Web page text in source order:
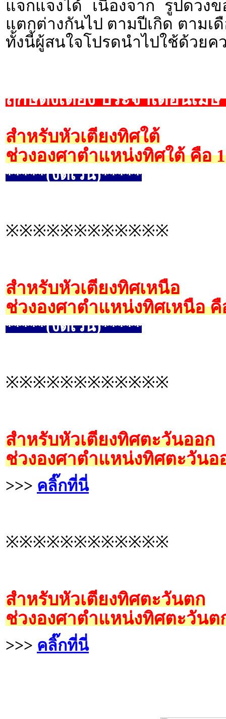
แจกแจงได้ เนื่องจาก รูปดวง
แตกต่างกันไป ตามปีเกิด ตามเ
ทั้งนี้ผู้สนใจโปรดนำไปใช้ด้วยค
ฤกษ์ตั้งเตียง ประจำเดือนเมษ
สำหรับหัวเตียงทิศใต้
ช่วงองศาตำแหน่งทิศใต้ คือ
*****(งดเว้น)*****
※※※※※※※※※※※※
สำหรับหัวเตียงทิศเหนือ
ช่วงองศาตำแหน่งทิศเหนือ คื
*****(งดเว้น)*****
※※※※※※※※※※※※
สำหรับหัวเตียงทิศตะวันออก
ช่วงองศาตำแหน่งทิศตะวันอ
>>> คลิ๊กที่นี่
※※※※※※※※※※※※
สำหรับหัวเตียงทิศตะวันตก
ช่วงองศาตำแหน่งทิศตะวันต
>>> คลิ๊กที่นี่